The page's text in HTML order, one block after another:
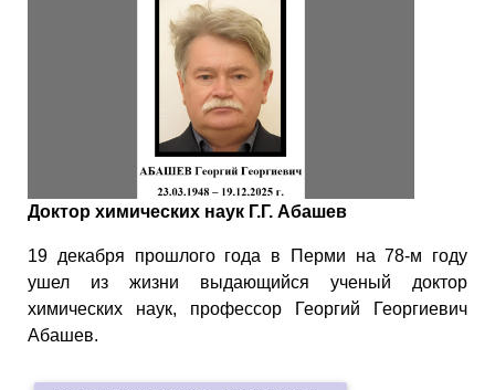
Доктор химических наук Г.Г. Абашев
19 декабря прошлого года в Перми на 78-м году
ушел из жизни выдающийся ученый доктор
химических наук, профессор Георгий Георгиевич
Абашев.